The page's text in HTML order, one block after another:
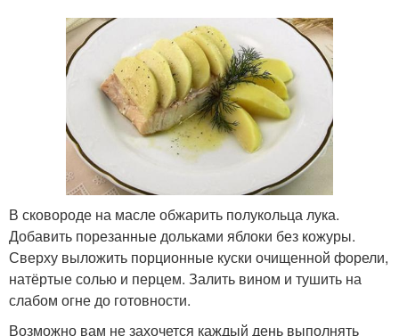
В сковороде на масле обжарить полукольца лука.
Добавить порезанные дольками яблоки без кожуры.
Сверху выложить порционные куски очищенной форели,
натёртые солью и перцем. Залить вином и тушить на
слабом огне до готовности.
Возможно вам не захочется каждый день выполнять